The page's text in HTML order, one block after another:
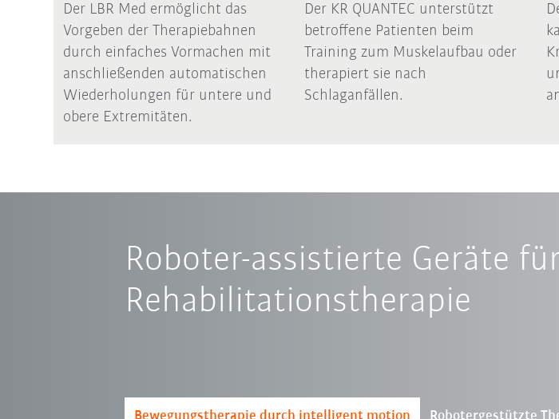
Der LBR Med ermöglicht das
Vorgeben der Therapiebahnen
durch einfaches Vormachen mit
anschließenden automatischen
Wiederholungen für untere und
obere Extremitäten.
Der KR QUANTEC unterstützt
betroffene Patienten beim
Training zum Muskelaufbau oder
therapiert sie nach
Schlaganfällen.
Roboter-assistierte Geräte
Rehabilitationstherapie